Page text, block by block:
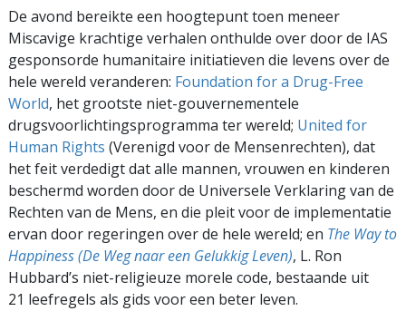
De avond bereikte een hoogtepunt toen meneer
Miscavige krachtige verhalen onthulde over door de IAS
gesponsorde humanitaire initiatieven die levens over de
hele wereld veranderen: Foundation for a Drug-Free
World, het grootste niet-gouvernementele
drugsvoorlichtings­programma ter wereld; United for
Human Rights (Verenigd voor de Mensenrechten), dat
het feit verdedigt dat alle mannen, vrouwen en kinderen
beschermd worden door de Universele Verklaring van de
Rechten van de Mens, en die pleit voor de implementatie
ervan door regeringen over de hele wereld; en The Way to
Happiness (De Weg naar een Gelukkig Leven), L. Ron
Hubbard’s niet-religieuze morele code, bestaande uit
21 leefregels als gids voor een beter leven.